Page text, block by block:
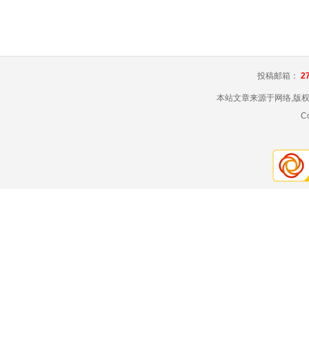
投稿邮箱：
本站文章来源于网络,版